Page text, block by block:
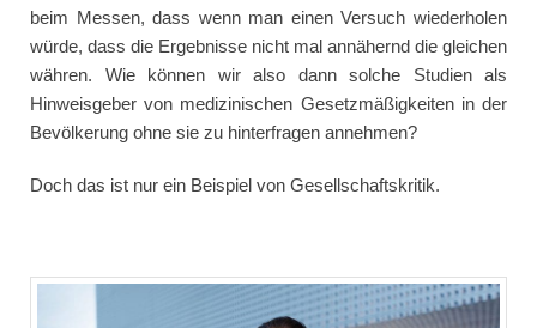
beim Messen, dass wenn man einen Versuch wiederholen
würde, dass die Ergebnisse nicht mal annähernd die gleichen
währen. Wie können wir also dann solche Studien als
Hinweisgeber von medizinischen Gesetzmäßigkeiten in der
Bevölkerung ohne sie zu hinterfragen annehmen?
Doch das ist nur ein Beispiel von Gesellschaftskritik.